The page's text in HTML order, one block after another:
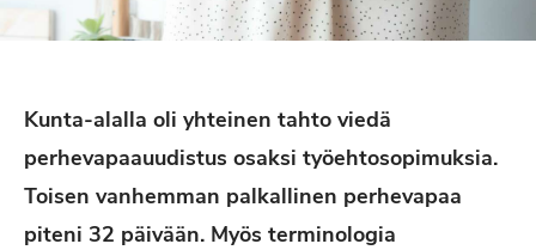
Kunta-alalla oli yhteinen tahto viedä
perhevapaauudistus osaksi työehtosopimuksia.
Toisen vanhemman palkallinen perhevapaa
piteni 32 päivään. Myös terminologia